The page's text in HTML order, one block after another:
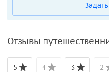
Отзывы
5 4 3 2